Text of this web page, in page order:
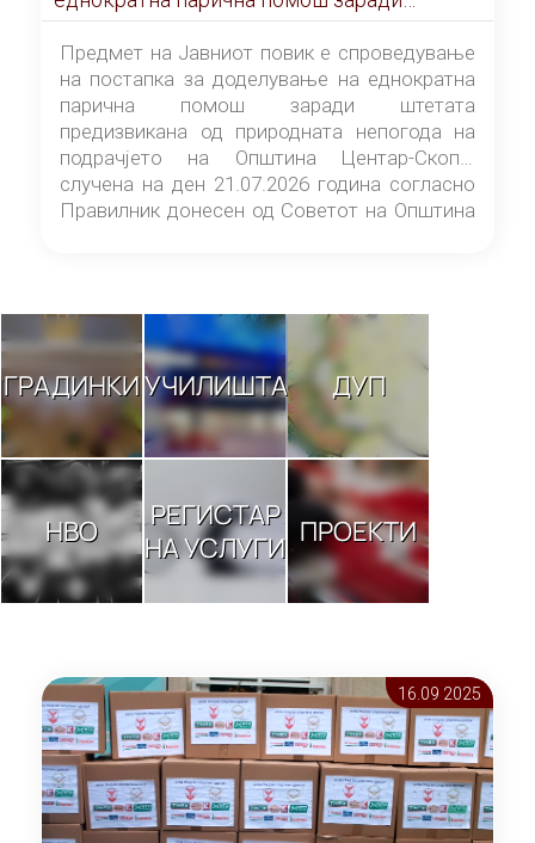
штетата предизвикана од природната
непогода на подрачјето на Општина
Центар-Скопје случена на ден 21.07.2026
година
Предмет на Јавниот повик е спроведување
на постапка за доделување на еднократна
парична помош заради штетата
предизвикана од природната непогода на
подрачјето на Општина Центар-Скопје
случена на ден 21.07.2026 година согласно
Правилник донесен од Советот на Општина
ГРАДИНКИУЧИЛИШТА ДУП
НВО
РЕГИСТАР
НА УСЛУГИ ПРОЕКТИ
16.09 2025